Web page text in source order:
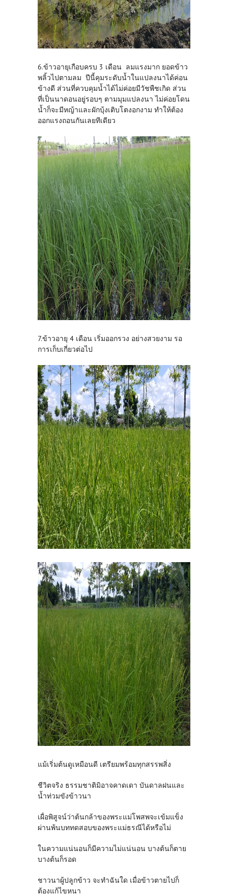
6.ข้าวอายุเกือบครบ 3 เดือน ลมแรงมาก ยอดข้าว
พลิ้วไปตามลม ปีนี้คุมระดับน้ำในแปลงนาได้ค่อน
ข้างดี ส่วนที่ควบคุมน้ำได้ไม่ค่อยมีวัชพืชเกิด ส่วน
ที่เป็นนาดอนอยู่รอบๆ ตามมุมแปลงนา ไม่ค่อยโดน
น้ำก็จะมีหญ้าและผักบุ้งเติบโตงอกงาม ทำให้ต้อง
ออกแรงถอนกันเลยทีเดียว
7.ข้าวอายุ 4 เดือน เริ่มออกรวง อย่างสวยงาม รอ
การเก็บเกี่ยวต่อไป
แม้เริ่มต้นดูเหมือนดี เตรียมพร้อมทุกสรรพสิ่ง
ชีวิตจริง ธรรมชาติมิอาจคาดเดา บันดาลฝนและ
น้ำท่วมขังข้าวนา
เผื่อพิสูจน์ว่าต้นกล้าของพระแม่โพสพจะเข้มแข็ง
ผ่านพ้นบททดสอบของพระแม่ธรณีได้หรือไม่
ในความแน่นอนก็มีความไม่แน่นอน บางต้นก็ตาย
บางต้นก็รอด
ชาวนาผู้ปลูกข้าว จะทำฉันใด เมื่อข้าวตายไปก็
ต้องแก้ไขหนา